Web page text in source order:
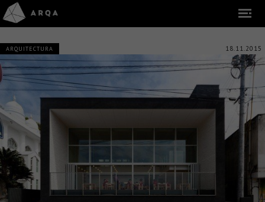
ARQUITECTURA 18.11.2015